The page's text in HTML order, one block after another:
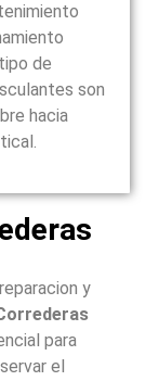
de
son
hacia
y
para
el